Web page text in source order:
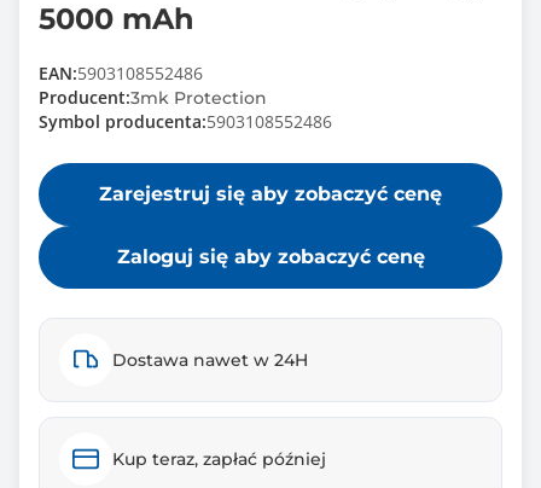
5000 mAh
EAN:5903108552486
Producent:3mk Protection
Symbol producenta:5903108552486
Zarejestruj się aby zobaczyć cenę
Zaloguj się aby zobaczyć cenę
Dostawa nawet w 24H
Kup teraz, zapłać później